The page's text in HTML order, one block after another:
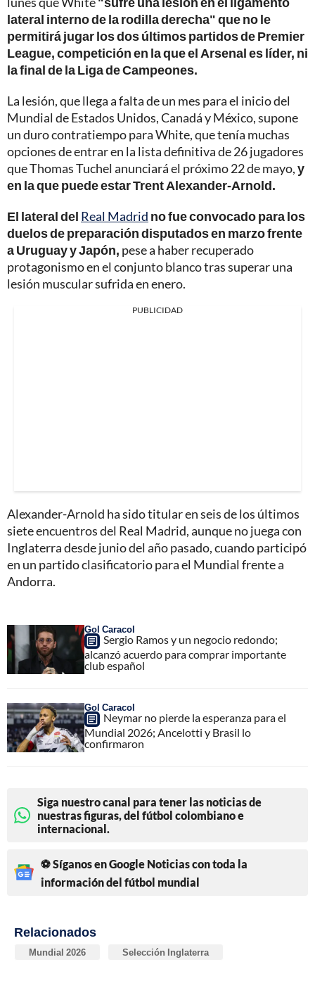
lateral interno de la rodilla derecha" que no le
permitirá jugar los dos últimos partidos de Premier
League, competición en la que el Arsenal es líder, ni
la final de la Liga de Campeones.
La lesión, que llega a falta de un mes para el inicio del
Mundial de Estados Unidos, Canadá y México, supone
un duro contratiempo para White, que tenía muchas
opciones de entrar en la lista definitiva de 26 jugadores
que Thomas Tuchel anunciará el próximo 22 de mayo,y
en la que puede estar Trent Alexander-Arnold.
El lateral del Real Madrid no fue convocado para los
duelos de preparación disputados en marzo frente
a Uruguay y Japón, pese a haber recuperado
protagonismo en el conjunto blanco tras superar una
lesión muscular sufrida en enero.
PUBLICIDAD
Alexander-Arnold ha sido titular en seis de los últimos
siete encuentros del Real Madrid, aunque no juega con
Inglaterra desde junio del año pasado, cuando participó
en un partido clasificatorio para el Mundial frente a
Andorra.
Gol Caracol
Sergio Ramos y un negocio redondo;
alcanzó acuerdo para comprar importante
club español
Gol Caracol
Neymar no pierde la esperanza para el
Mundial 2026; Ancelotti y Brasil lo
confirmaron
Siga nuestro canal para tener las noticias de
nuestras figuras, del fútbol colombiano e
internacional.
⚽ Síganos en Google Noticias con toda la
información del fútbol mundial
Relacionados
Mundial 2026 Selección Inglaterra